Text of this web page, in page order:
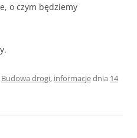
o czym będziemy
Budowa drogi, informacjednia 14